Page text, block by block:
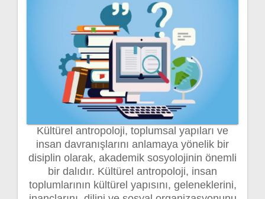
Kültürel antropoloji, toplumsal yapıları ve
insan davranışlarını anlamaya yönelik bir
disiplin olarak, akademik sosyolojinin önemli
bir dalıdır. Kültürel antropoloji, insan
toplumlarının kültürel yapısını, geleneklerini,